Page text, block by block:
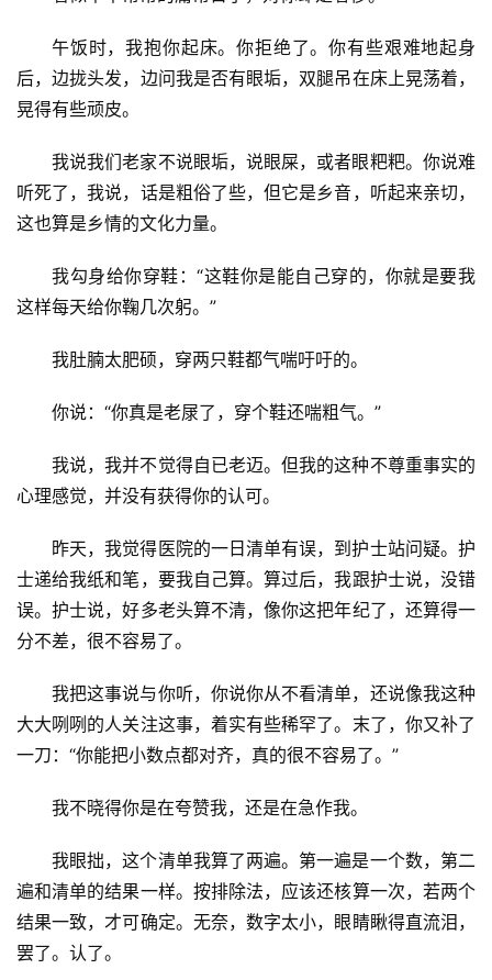
旅
育
儿
乐
登录 注册
午饭时，我抱你起床。你拒绝了。你有些艰难地起身
后，边拢头发，边问我是否有眼垢，双腿吊在床上晃荡着，
晃得有些顽皮。
我说我们老家不说眼垢，说眼屎，或者眼粑粑。你说难
听死了，我说，话是粗俗了些，但它是乡音，听起来亲切，
这也算是乡情的文化力量。
我勾身给你穿鞋：“这鞋你是能自己穿的，你就是要我
这样每天给你鞠几次躬。”
我肚腩太肥硕，穿两只鞋都气喘吁吁的。
你说：“你真是老㞗了，穿个鞋还喘粗气。”
我说，我并不觉得自已老迈。但我的这种不尊重事实的
心理感觉，并没有获得你的认可。
昨天，我觉得医院的一日清单有误，到护士站问疑。护
士递给我纸和笔，要我自己算。算过后，我跟护士说，没错
误。护士说，好多老头算不清，像你这把年纪了，还算得一
分不差，很不容易了。
我把这事说与你听，你说你从不看清单，还说像我这种
大大咧咧的人关注这事，着实有些稀罕了。末了，你又补了
一刀：“你能把小数点都对齐，真的很不容易了。”
我不晓得你是在夸赞我，还是在急作我。
我眼拙，这个清单我算了两遍。第一遍是一个数，第二
遍和清单的结果一样。按排除法，应该还核算一次，若两个
结果一致，才可确定。无奈，数字太小，眼睛瞅得直流泪，
罢了。认了。